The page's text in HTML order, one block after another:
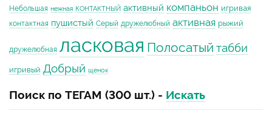
Небольшая нежная КОНТАКТНЫЙ активный компаньон игривая
контактная пушистый Серый дружелюбный активная рыжий
дружелюбная ласковая Полосатый табби
игривый Добрый щенок
Поиск по ТЕГАМ (300 шт.) - Искать